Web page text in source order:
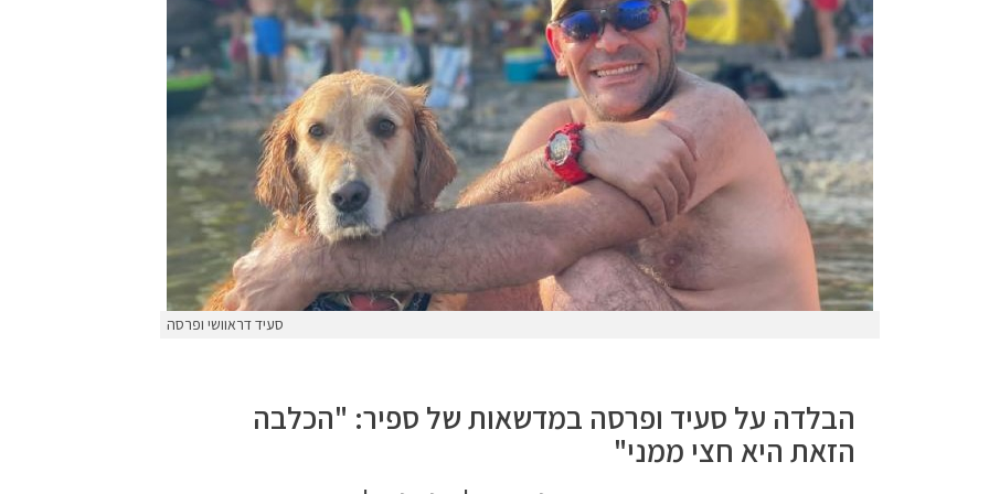
סעיד דראוושי ופרסה
הבלדה על סעיד ופרסה במדשאות של ספיר: "הכלבה
הזאת היא חצי ממני"